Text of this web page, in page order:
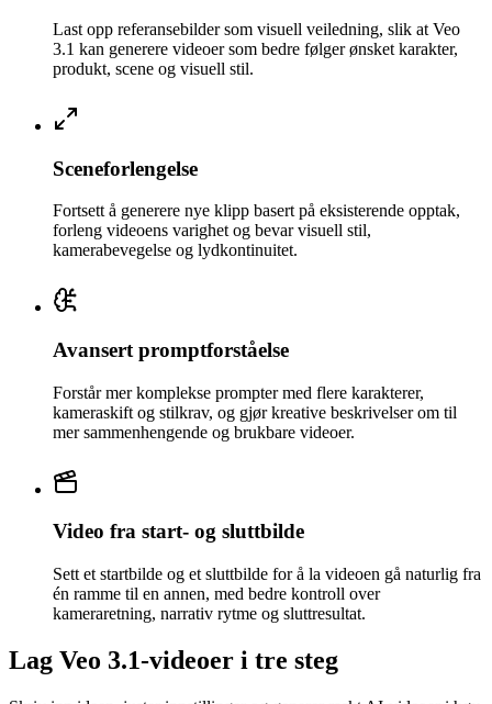
Last opp referansebilder som visuell veiledning, slik at Veo
3.1 kan generere videoer som bedre følger ønsket karakter,
produkt, scene og visuell stil.
Sceneforlengelse
Fortsett å generere nye klipp basert på eksisterende opptak,
forleng videoens varighet og bevar visuell stil,
kamerabevegelse og lydkontinuitet.
Avansert promptforståelse
Forstår mer komplekse prompter med flere karakterer,
kameraskift og stilkrav, og gjør kreative beskrivelser om til
mer sammenhengende og brukbare videoer.
Video fra start- og sluttbilde
Sett et startbilde og et sluttbilde for å la videoen gå naturlig fra
én ramme til en annen, med bedre kontroll over
kameraretning, narrativ rytme og sluttresultat.
Lag Veo 3.1-videoer i tre steg